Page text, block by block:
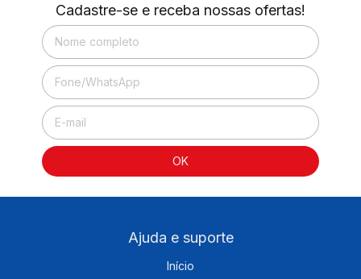
Cadastre-se e receba nossas ofertas!
Ajuda e suporte
Início